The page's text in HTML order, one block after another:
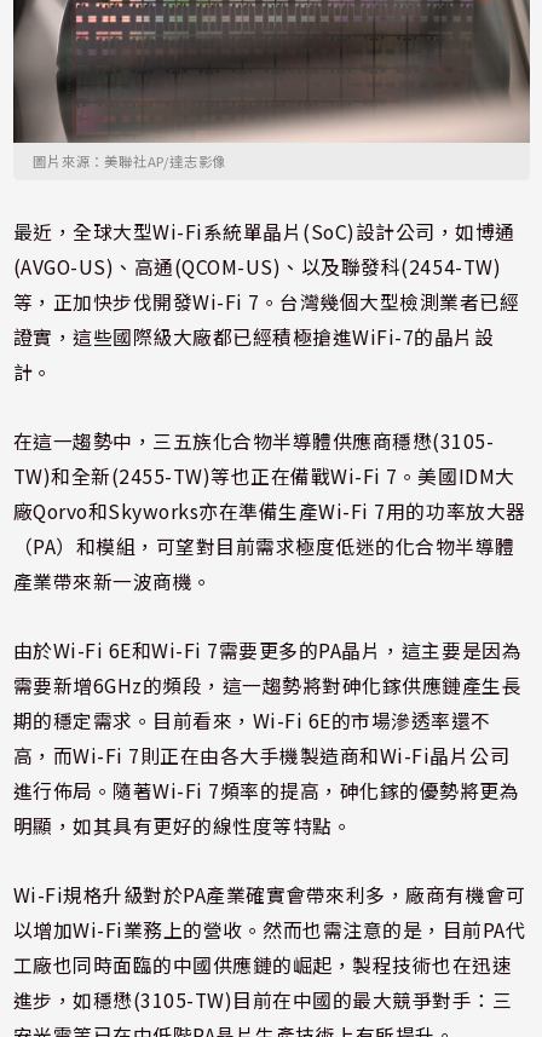
圖片來源：美聯社AP/達志影像
最近，全球大型Wi-Fi系統單晶片(SoC)設計公司，如博通
(AVGO-US)、高通(QCOM-US)、以及聯發科(2454-TW)
等，正加快步伐開發Wi-Fi 7。台灣幾個大型檢測業者已經
證實，這些國際級大廠都已經積極搶進WiFi-7的晶片設
計。
在這一趨勢中，三五族化合物半導體供應商穩懋(3105-
TW)和全新(2455-TW)等也正在備戰Wi-Fi 7。美國IDM大
廠Qorvo和Skyworks亦在準備生產Wi-Fi 7用的功率放大器
（PA）和模組，可望對目前需求極度低迷的化合物半導體
產業帶來新一波商機。
由於Wi-Fi 6E和Wi-Fi 7需要更多的PA晶片，這主要是因為
需要新增6GHz的頻段，這一趨勢將對砷化鎵供應鏈產生長
期的穩定需求。目前看來，Wi-Fi 6E的市場滲透率還不
高，而Wi-Fi 7則正在由各大手機製造商和Wi-Fi晶片公司
進行佈局。隨著Wi-Fi 7頻率的提高，砷化鎵的優勢將更為
明顯，如其具有更好的線性度等特點。
Wi-Fi規格升級對於PA產業確實會帶來利多，廠商有機會可
以增加Wi-Fi業務上的營收。然而也需注意的是，目前PA代
工廠也同時面臨的中國供應鏈的崛起，製程技術也在迅速
進步，如穩懋(3105-TW)目前在中國的最大競爭對手：三